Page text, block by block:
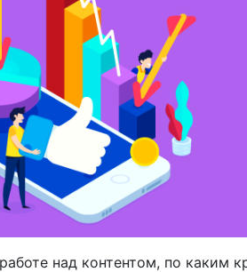
над контентом, по каким